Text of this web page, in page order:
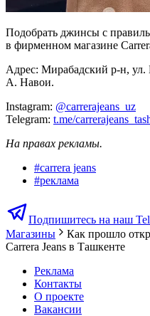
Подобрать джинсы с
в фирменном магазине
Адрес: Мирабадский р-н,
А. Навои.
Instagram: @carrerajeans_uz
Telegram: t.me/
На правах рекламы.
#carrera jeans
#реклама
Подпишитесь на наш
Магазины
Как прошло
Carrera Jeans в Ташкенте
Реклама
Контакты
О проекте
Вакансии